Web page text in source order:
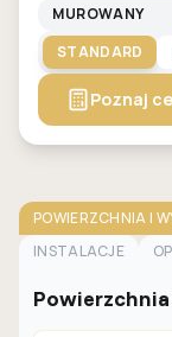
MUROWANY
STANDARD
Poznaj
POWIERZCHNIA I
INSTALACJE